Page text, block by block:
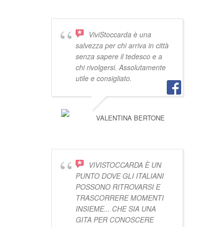
ViviStoccarda è una
salvezza per chi arriva in città
senza sapere il tedesco e a
chi rivolgersi. Assolutamente
utile e consigliato.
VALENTINA BERTONE
VIVISTOCCARDA È UN
PUNTO DOVE GLI ITALIANI
POSSONO RITROVARSI E
TRASCORRERE MOMENTI
INSIEME... CHE SIA UNA
GITA PER CONOSCERE